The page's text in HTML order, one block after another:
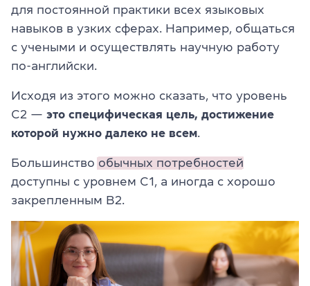
для постоянной практики всех языковых
навыков в узких сферах. Например, общаться
с учеными и осуществлять научную работу
по-английски.
Исходя из этого можно сказать, что уровень
C2 — это специфическая цель, достижение
которой нужно далеко не всем.
Большинство обычных потребностей
доступны с уровнем C1, а иногда с хорошо
закрепленным B2.